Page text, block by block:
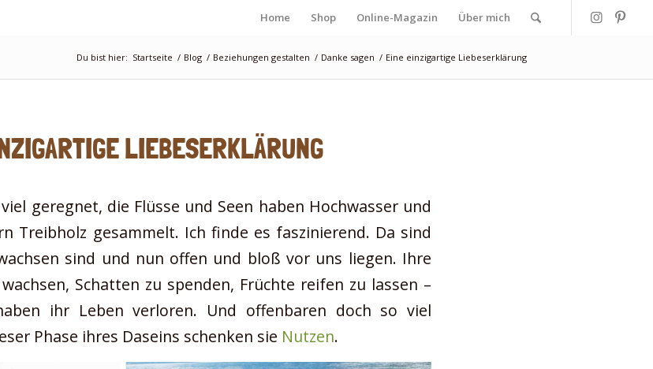
Home Shop Online-Magazin Über mich
Du bist hier: Startseite / Blog / Beziehungen gestalten / Danke sagen / Eine einzigartige Liebeserklärung
LIEBESERKLÄRUNG
geregnet, die Flüsse und Seen haben Hochwasser und
Treibholz gesammelt. Ich finde es faszinierend. Da sind
sind und nun offen und bloß vor uns liegen. Ihre
Schatten zu spenden, Früchte reifen zu lassen –
ihr Leben verloren. Und offenbaren doch so viel
Phase ihres Daseins schenken sie Nutzen.